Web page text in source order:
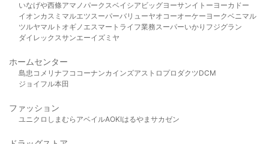
いなげや西條アマノパークスベイシア ビッグヨーサンイトーヨーカドー
イオンカスミ マルエツスーパーバリューヤオコーオーケー ヨークベニマル
ツルヤマルト オギノ エスマート ライフ業務スーパーいかり フジグラン
ダイレックスサンエーイズミヤ
ホームセンター
島忠 コメリ ナフコ コーナンカインズアストロプロダクツDCM
ジョイフル本田
ファッション
ユニクロ しまむら アベイルAOKIはるやま サカゼン